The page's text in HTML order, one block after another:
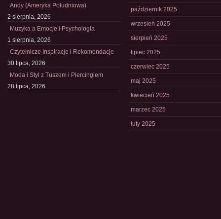
Andy (Ameryka Południowa)
2 sierpnia, 2026
Muzyka a Emocje i Psychologia
1 sierpnia, 2026
Czytelnicze Inspiracje i Rekomendacje
30 lipca, 2026
Moda i Styl z Tuszem i Piercingiem
28 lipca, 2026
październik 2025
wrzesień 2025
sierpień 2025
lipiec 2025
czerwiec 2025
maj 2025
kwiecień 2025
marzec 2025
luty 2025